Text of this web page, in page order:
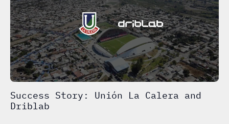
Success Story: Unión La Calera and
Driblab